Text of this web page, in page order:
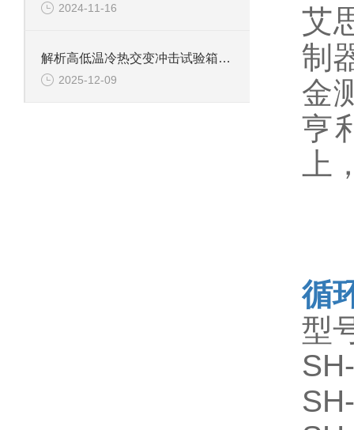
2024-11-16
解析高低温冷热交变冲击试验箱的品牌技术特点
2025-12-09
艾
制
金
亨
上
循
型